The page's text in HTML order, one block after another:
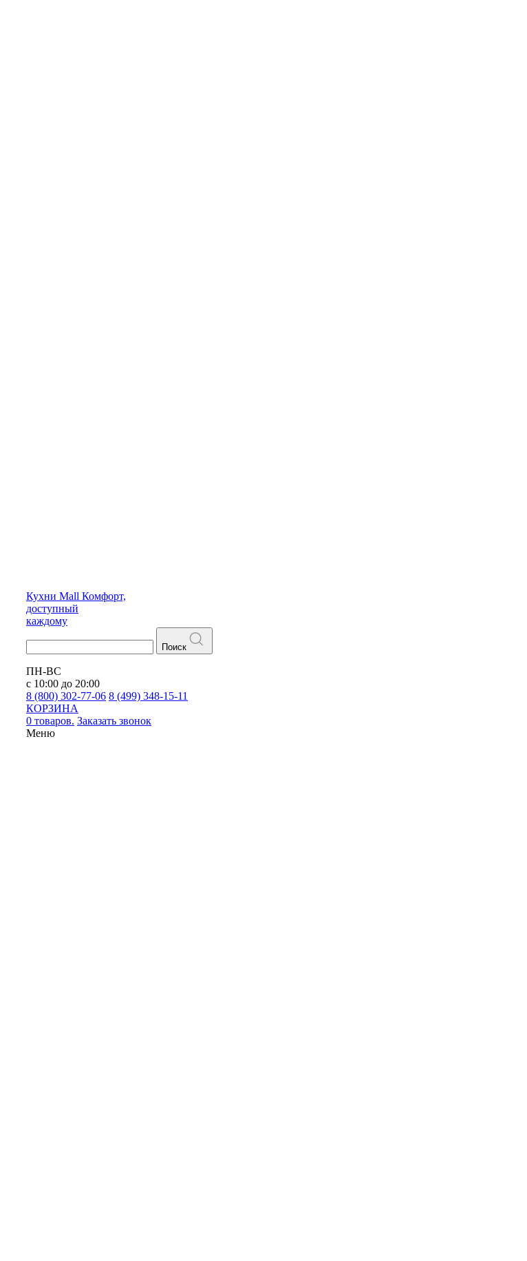
Кухни Mall Комфорт,
доступный
каждому
Поиск
ПН-ВС
с 10:00 до 20:00
8 (800) 302-77-06 8 (499) 348-15-11
КОРЗИНА
0 товаров. Заказать звонок
Меню